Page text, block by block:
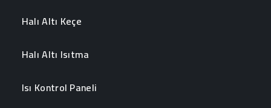
Halı Altı Keçe
Halı Altı Isıtma
Isı Kontrol Paneli